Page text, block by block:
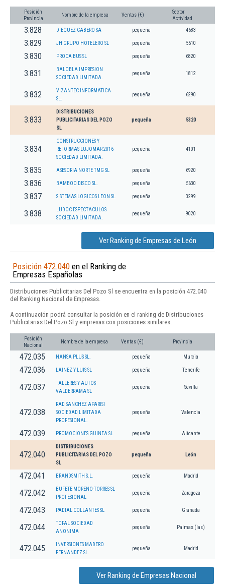
Posición
Provincia
Nombre de la empresa Ventas (€)
Sector
Actividad
3.828 DIEGUEZ CABERO SA pequeña 4683
3.829 JH GRUPO HOTELERO SL pequeña 5510
3.830 PROCA BUS SL pequeña 6820
3.831
BALOBLA IMPRESION
SOCIEDAD LIMITADA.
pequeña 1812
3.832
VIZANTEC INFORMATICA
SL.
pequeña 6290
3.833
DISTRIBUCIONES
PUBLICITARIAS DEL POZO
SL
pequeña 5320
3.834
CONSTRUCCIONES Y
REFORMAS LUJOMAR 2016
SOCIEDAD LIMITADA.
pequeña 4101
3.835 ASESORIA NORTE TMG SL pequeña 6920
3.836 BAMBOO DISCO SL. pequeña 5630
3.837 SISTEMAS LOGICOS LEON SL pequeña 3299
3.838
LUDOC ESPECTACULOS
SOCIEDAD LIMITADA.
pequeña 9020
Ver Ranking de Empresas de León
Posición 472.040 en el Ranking de
Empresas Españolas
Distribuciones Publicitarias Del Pozo Sl se encuentra en la posición 472.040
del Ranking Nacional de Empresas.
A continuación podrá consultar la posición en el ranking de Distribuciones
Publicitarias Del Pozo Sl y empresas con posiciones similares:
Posición
Nacional
Nombre de la empresa Ventas (€) Provincia
472.035 NANSA PLUS SL. pequeña Murcia
472.036 LAINEZ Y LUIS SL pequeña Tenerife
472.037
TALLERES Y AUTOS
VALDERRAMA SL
pequeña Sevilla
472.038
RAD SANCHEZ APARISI
SOCIEDAD LIMITADA
PROFESIONAL.
pequeña Valencia
472.039 PROMOCIONES GUINEA SL pequeña Alicante
472.040
DISTRIBUCIONES
PUBLICITARIAS DEL POZO
SL
pequeña León
472.041 BRANDSMITH S.L. pequeña Madrid
472.042
BUFETE MORENO-TORRES SL
PROFESIONAL
pequeña Zaragoza
472.043 PADIAL COLLANTES SL pequeña Granada
472.044
TOFAL SOCIEDAD
ANONIMA
pequeña Palmas (las)
472.045
INVERSIONES MADERO
FERNANDEZ SL.
pequeña Madrid
Ver Ranking de Empresas Nacional